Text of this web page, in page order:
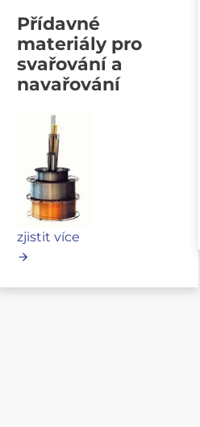
Přídavné
materiály pro
svařování a
navařování
zjistit více